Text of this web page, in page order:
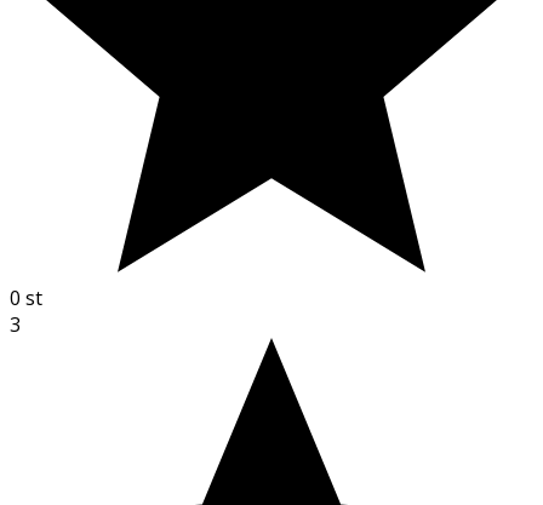
0 st
3